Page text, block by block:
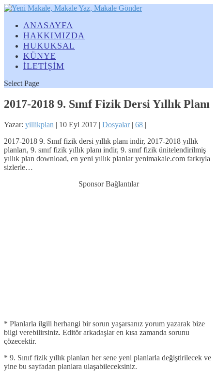
ANASAYFA
HAKKIMIZDA
HUKUKSAL
KÜNYE
İLETİŞİM
Select Page
2017-2018 9. Sınıf Fizik Dersi Yıllık Planı
Yazar: yillikplan | 10 Eyl 2017 | Dosyalar| 68 |
2017-2018 9. Sınıf fizik dersi yıllık planı indir, 2017-2018 yıllık
planları, 9. sınıf fizik yıllık planı indir, 9. sınıf fizik ünitelendirilmiş
yıllık plan download, en yeni yıllık planlar yenimakale.com farkıyla
sizlerle…
Sponsor Bağlantılar
* Planlarla ilgili herhangi bir sorun yaşarsanız yorum yazarak bize
bilgi verebilirsiniz. Editör arkadaşlar en kısa zamanda sorunu
çözecektir.
* 9. Sınıf fizik yıllık planları her sene yeni planlarla değiştirilecek ve
yine bu sayfadan planlara ulaşabileceksiniz.